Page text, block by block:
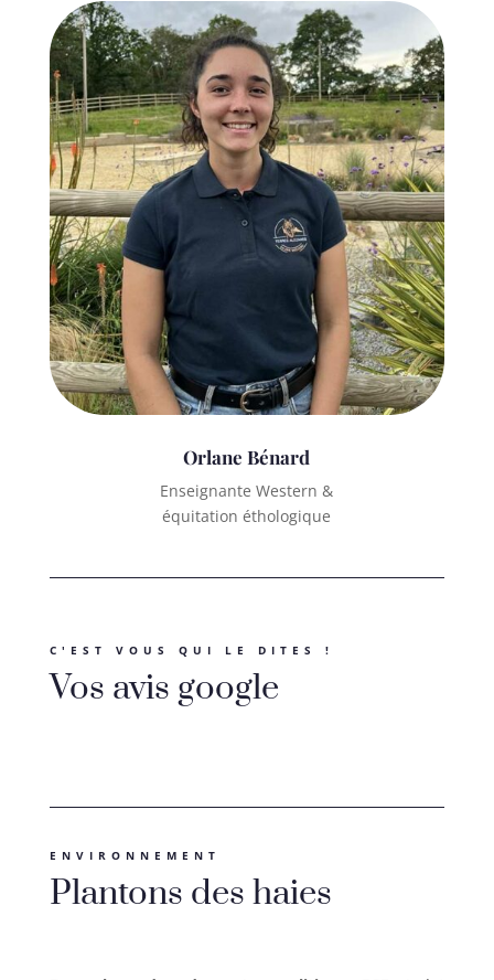
Orlane Bénard
Enseignante Western &
équitation éthologique
C'EST VOUS QUI LE DITES !
Vos avis google
ENVIRONNEMENT
Plantons des haies